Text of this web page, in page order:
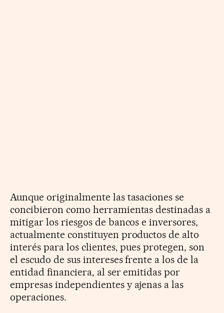
Aunque originalmente las tasaciones se
concibieron como herramientas destinadas a
mitigar los riesgos de bancos e inversores,
actualmente constituyen productos de alto
interés para los clientes, pues protegen, son
el escudo de sus intereses frente a los de la
entidad financiera, al ser emitidas por
empresas independientes y ajenas a las
operaciones.